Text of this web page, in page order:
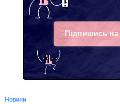
Підпишись
Facebook
Новини